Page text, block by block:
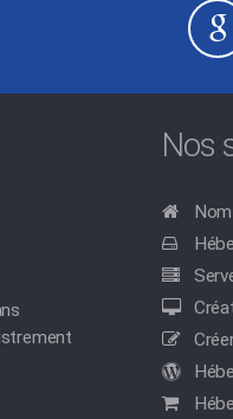
Nos